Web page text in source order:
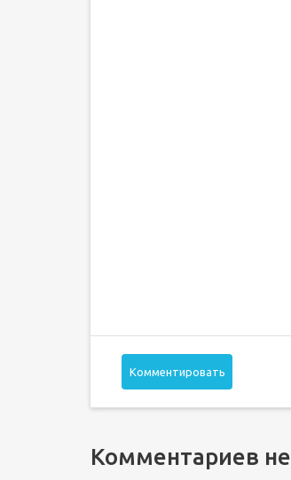
Комментировать
Комментариев